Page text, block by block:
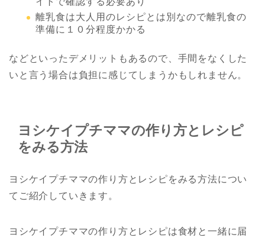
離乳食は大人用のレシピとは別なので離乳食の
準備に１０分程度かかる
などといったデメリットもあるので、手間をなくした
いと言う場合は負担に感じてしまうかもしれません。
ヨシケイプチママの作り方とレシピ
をみる方法
ヨシケイプチママの作り方とレシピをみる方法につい
てご紹介していきます。
ヨシケイプチママの作り方とレシピは食材と一緒に届